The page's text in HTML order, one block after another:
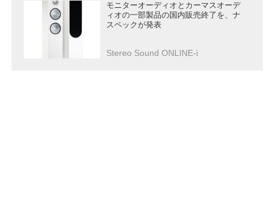
モニターオーディオとカーマスオーデ
ィオの一部製品の国内販売終了を、ナ
スペックが発表
Stereo Sound ONLINE-i